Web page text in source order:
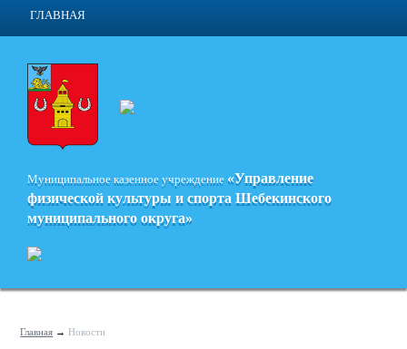
ГЛАВНАЯ
Муниципальное казенное учреждение «Управление
физической культуры и спорта Шебекинского
муниципального округа»
Главная → Новости